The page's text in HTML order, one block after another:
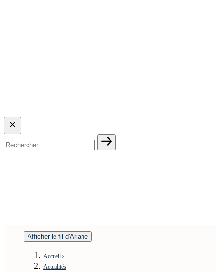
Afficher le fil d'Ariane
Accueil
Actualités